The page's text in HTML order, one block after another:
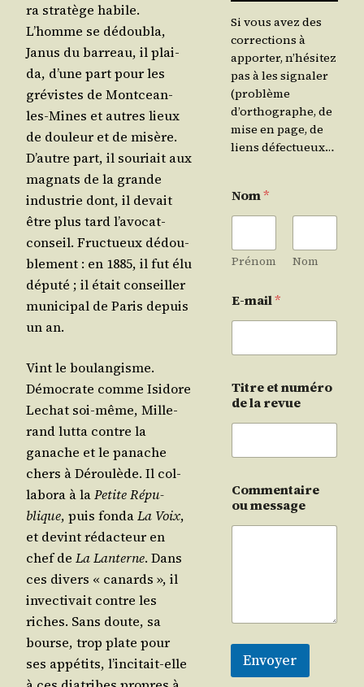
ra stra­tège habile.
L’homme se dédou­bla,
Janus du bar­reau, il plai­
da, d’une part pour les
gré­vistes de Mont­cean-
les-Mines et autres lieux
de dou­leur et de misère.
D’autre part, il sou­riait aux
magnats de la grande
indus­trie dont, il devait
être plus tard l’a­vo­cat-
conseil. Fruc­tueux dédou­
ble­ment : en 1885, il fut élu
dépu­té ; il était conseiller
muni­ci­pal de Paris depuis
un an.
Vint le bou­lan­gisme.
Démo­crate comme Isi­dore
Lechat soi-même, Mil­le­
rand lut­ta contre la
ganache et le panache
chers à Dérou­lède. Il col­
la­bo­ra à laPetite Répu­
blique, puis fon­daLa Voix,
et devint rédac­teur en
chef de La Lan­terne. Dans
ces divers « canards », il
invec­ti­vait contre les
riches. Sans doute, sa
bourse, trop plate pour
ses appé­tits, l’in­ci­tait-elle
Si vous avez des
corrections à
apporter, n’hésitez
pas à les signaler
(problème
d’orthographe, de
mise en page, de
liens défectueux…
Nom*
Prénom Nom
E-mail*
Titre et numéro
de la revue
Commentaire
ou message
Envoyer